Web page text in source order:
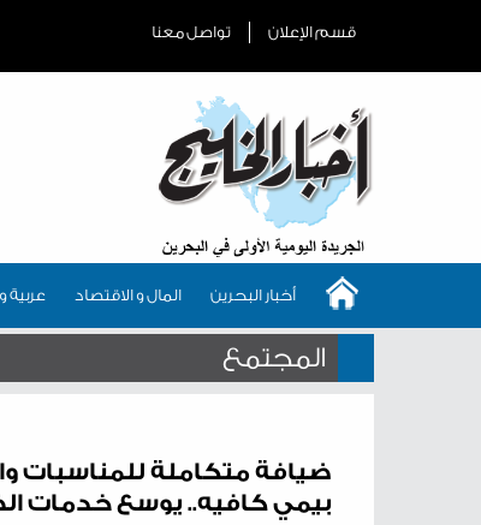
قسم الإعلان تواصل معنا
أخبار البحرين المال و الاقتصاد عربية
المجتمع
ضيافة متكاملة للمناسبات
بيمي كافيه.. يوسع خدمات